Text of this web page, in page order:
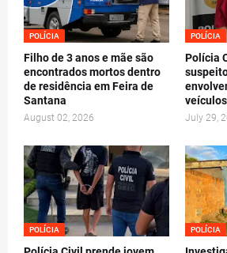
POLÍCIA
Filho de 3 anos e mãe são
encontrados mortos dentro
de residência em Feira de
Santana
August 02, 2026
POLÍCIA
Polícia
July 29,
POLÍCIA POLÍCIA